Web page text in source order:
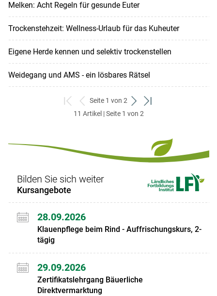
Melken: Acht Regeln für gesunde Euter
Trockenstehzeit: Wellness-Urlaub für das Kuheuter
Eigene Herde kennen und selektiv trockenstellen
Weidegang und AMS - ein lösbares Rätsel
zum
ersten
zurück
zum
Seite 1 von 2
weiter
zum
zum
11 Artikel | Seite 1 von 2
Bilden Sie sich weiter
Kursangebote
28.09.2026
Klauenpflege beim Rind - Auffrischungskurs, 2-
tägig
29.09.2026
Zertifikatslehrgang Bäuerliche
Direktvermarktung